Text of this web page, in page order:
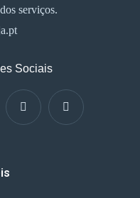
serviços.
Sociais